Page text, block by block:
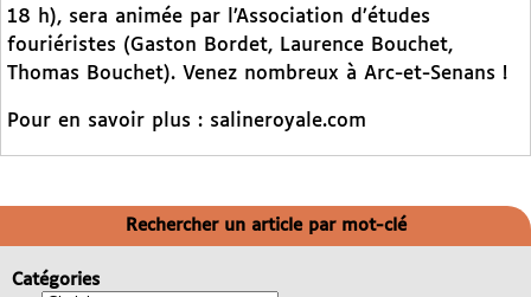
18 h), sera animée par l’Association d’études
fouriéristes (Gaston Bordet, Laurence Bouchet,
Thomas Bouchet). Venez nombreux à Arc-et-Senans !
Pour en savoir plus : salineroyale.com
Rechercher un article par mot-clé
Catégories